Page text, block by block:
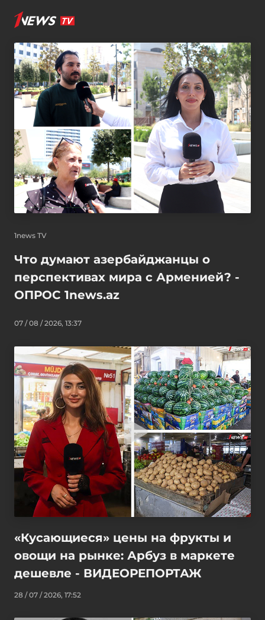
1news TV
Что думают азербайджанцы о
перспективах мира с Арменией? -
ОПРОС 1news.az
07 / 08 / 2026, 13:37
«Кусающиеся» цены на фрукты и
овощи на рынке: Арбуз в маркете
дешевле - ВИДЕОРЕПОРТАЖ
28 / 07 / 2026, 17:52